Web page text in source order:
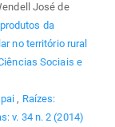
José de
da
no território rural
Sociais e
pai, Raízes:
v. 34 n. 2 (2014)